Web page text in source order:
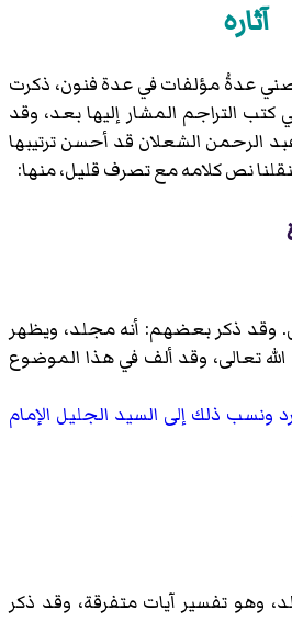
آثاره
عدةُ مؤلفات في عدة فنون، ذكرت
التراجم المشار إليها بعد، وقد
الرحمن الشعلان قد أحسن ترتيبها
نص كلامه مع تصرف قليل، منها:
وقد ذكر بعضهم: أنه مجلد، ويظهر
تعالى، وقد ألف في هذا الموضوع
ذلك إلى السيد الجليل الإمام
وهو تفسير آيات متفرقة، وقد ذكر